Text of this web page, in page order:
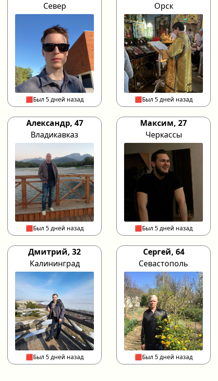
Север
🟥Был 5 дней назад
Орск
🟥Был 5 дней назад
Александр, 47
Владикавказ
🟥Был 5 дней назад
Максим, 27
Черкассы
🟥Был 5 дней назад
Дмитрий, 32
Калининград
🟥Был 5 дней назад
Сергей, 64
Севастополь
🟥Был 5 дней назад